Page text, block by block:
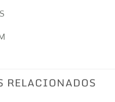
RELACIONADOS